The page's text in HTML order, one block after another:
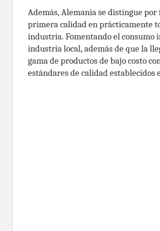
Además, Alemania se distingue
primera calidad en prácticamente
industria. Fomentando el consumo
industria local, además de que la
gama de productos de bajo costo
estándares de calidad establecidos